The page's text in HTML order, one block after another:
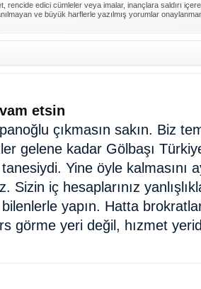
rencide edici cümleler veya imalar, inançlara saldırı
ve büyük harflerle yazılmış yorumlar
etsin
çıkmasın sakın. Biz
gelene kadar Gölbaşı
Yine öyle kalmasını
Sizin iç hesaplarınız
yapın. Hatta
görme yeri değil, hızmet